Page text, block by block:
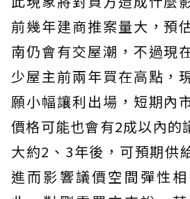
前幾年建商推案量大，預
南仍會有交屋潮，不過現
少屋主前兩年買在高點，
願小幅讓利出場，短期內
價格可能也會有2成以內的
大約2、3年後，可預期供
進而影響議價空間彈性